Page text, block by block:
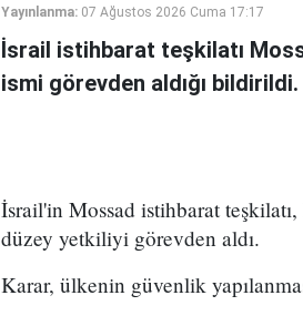
Yayınlanma: 07 Ağustos 2026 Cuma 17:17
İsrail istihbarat teşkilatı
ismi görevden aldığı bildirildi.
İsrail'in Mossad istihbarat
düzey yetkiliyi görevden aldı.
Karar, ülkenin güvenlik